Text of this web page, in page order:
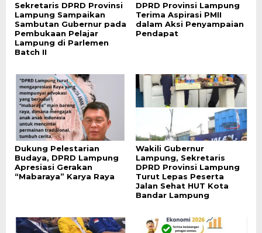
Sekretaris DPRD Provinsi
Lampung Sampaikan
Sambutan Gubernur pada
Pembukaan Pelajar
Lampung di Parlemen
Batch II
DPRD Provinsi Lampung
Terima Aspirasi PMII
dalam Aksi Penyampaian
Pendapat
Dukung Pelestarian
Budaya, DPRD Lampung
Apresiasi Gerakan
“Mabaraya” Karya Raya
Wakili Gubernur
Lampung, Sekretaris
DPRD Provinsi Lampung
Turut Lepas Peserta
Jalan Sehat HUT Kota
Bandar Lampung